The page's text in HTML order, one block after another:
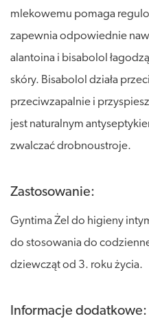
mlekowemu pomaga
zapewnia odpowiednie
alantoina i bisabolol
skóry. Bisabolol działa
przeciwzapalnie i
jest naturalnym
zwalczać drobnoustroje.
Zastosowanie:
Gyntima Żel do higieny
do stosowania do
dziewcząt od 3. roku życia.
Informacje dodatkowe: